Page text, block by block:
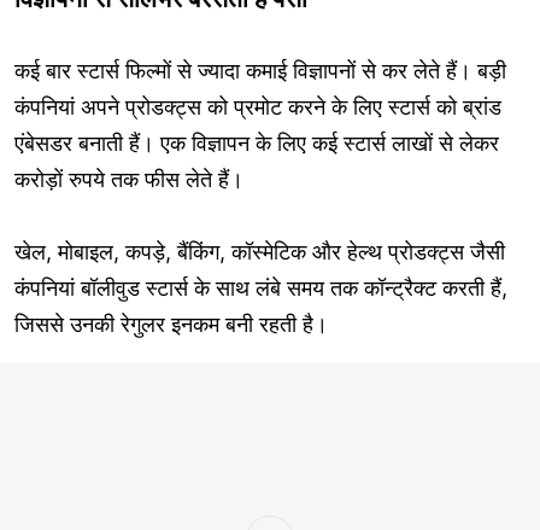
कई बार स्टार्स फिल्मों से ज्यादा कमाई विज्ञापनों से कर लेते हैं। बड़ी
कंपनियां अपने प्रोडक्ट्स को प्रमोट करने के लिए स्टार्स को ब्रांड
एंबेसडर बनाती हैं। एक विज्ञापन के लिए कई स्टार्स लाखों से लेकर
करोड़ों रुपये तक फीस लेते हैं।
खेल, मोबाइल, कपड़े, बैंकिंग, कॉस्मेटिक और हेल्थ प्रोडक्ट्स जैसी
कंपनियां बॉलीवुड स्टार्स के साथ लंबे समय तक कॉन्ट्रैक्ट करती हैं,
जिससे उनकी रेगुलर इनकम बनी रहती है।